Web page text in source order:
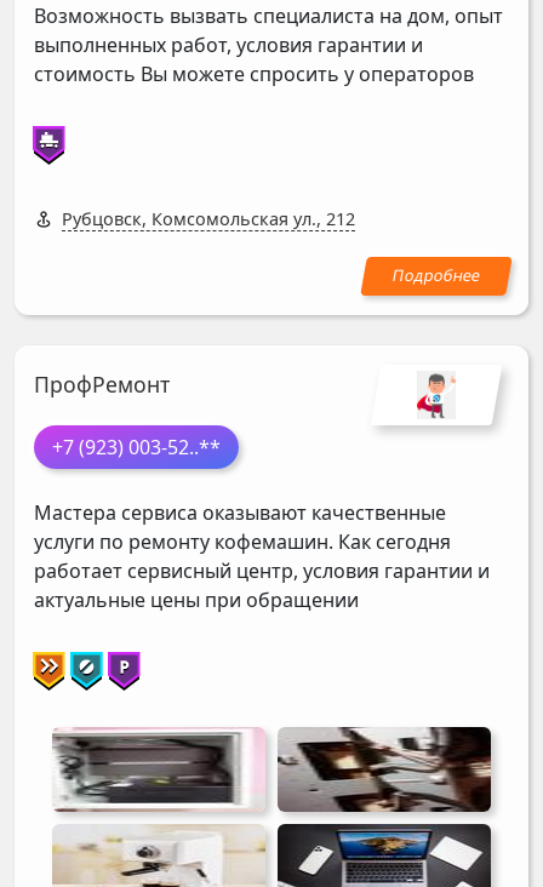
Возможность вызвать специалиста на дом, опыт
выполненных работ, условия гарантии и
стоимость Вы можете спросить у операторов
Рубцовск, Комсомольская ул., 212
ПрофРемонт
+7 (923) 003-52..**
Мастера сервиса оказывают качественные
услуги по ремонту кофемашин. Как сегодня
работает сервисный центр, условия гарантии и
актуальные цены при обращении